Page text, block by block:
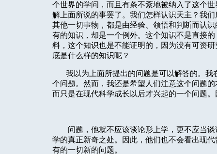
个世界的学问，而且有条不紊地被纳入了这个
解上面所说的事罢了。我们怎样认识天主？我
其他一切事物，都是由经验、领悟和判断而认
有的知识，却是一个例外。这个知识不是直接
料，这个知识也是不能证明的，因为没有可资
底是什么样的知识呢？
我以为上面所提出的问题是可以解答的。我
个问题。然而，我还是希望人们注意这个问题
而只是在现代科学成长以后才兴起的一个问题
问题，他就不应该谈论形上学，更不应当
学的真正新奇之处。因此，他们也不会看出现
有的一切新的问题。